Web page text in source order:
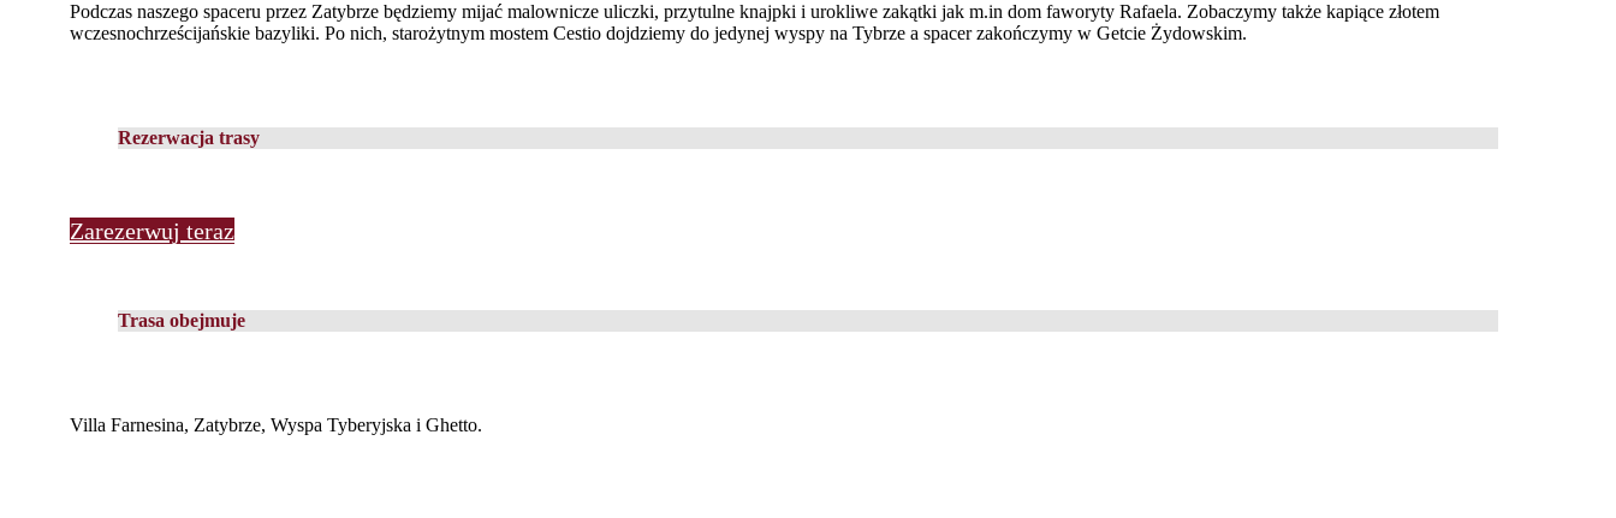
Podczas naszego spaceru przez Zatybrze będziemy mijać malownicze uliczki, przytulne knajpki i urokliwe zakątki jak m.in dom faworyty Rafaela. Zobaczymy także kapiące złotem
wczesnochrześcijańskie bazyliki. Po nich, starożytnym mostem Cestio dojdziemy do jedynej wyspy na Tybrze a spacer zakończymy w Getcie Żydowskim.
Rezerwacja trasy
Zarezerwuj teraz
Trasa obejmuje
Villa Farnesina, Zatybrze, Wyspa Tyberyjska i Ghetto.